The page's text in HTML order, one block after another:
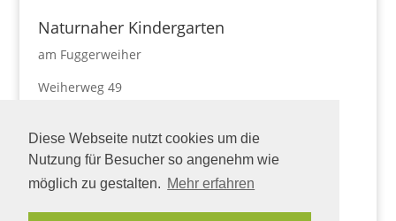
Diese Webseite nutzt cookies um die
Nutzung für Besucher so angenehm wie
möglich zu gestalten. Mehr erfahren
Naturnaher Kindergarten
am Fuggerweiher
Weiherweg 49
Tel. 08333-9242986
naturnaherkindergarten@markt-babenhausen.de